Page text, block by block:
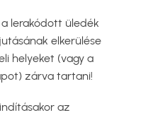
lerakódott üledék
elkerülése
helyeket (vagy a
zárva tartani!
az